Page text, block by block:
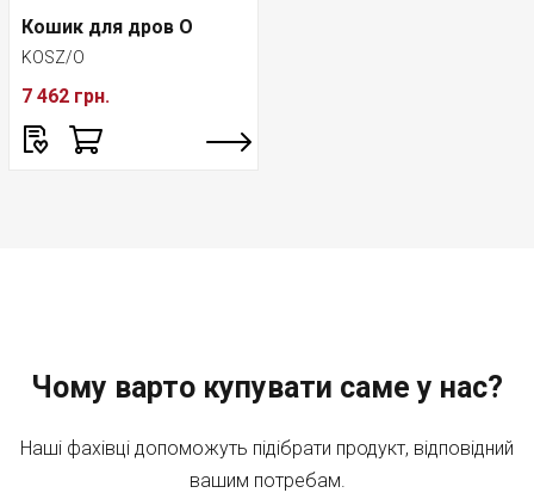
Кошик для дров O
KOSZ/O
7 462 грн.
Чому варто купувати саме у нас?
Наші фахівці допоможуть підібрати продукт, відповідний
вашим потребам.